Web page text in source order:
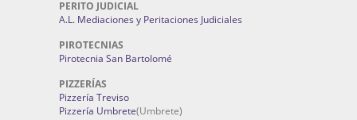
PERITO JUDICIAL
A.L. Mediaciones y Peritaciones Judiciales
PIROTECNIAS
Pirotecnia San Bartolomé
PIZZERÍAS
Pizzería Treviso
Pizzería Umbrete(Umbrete)